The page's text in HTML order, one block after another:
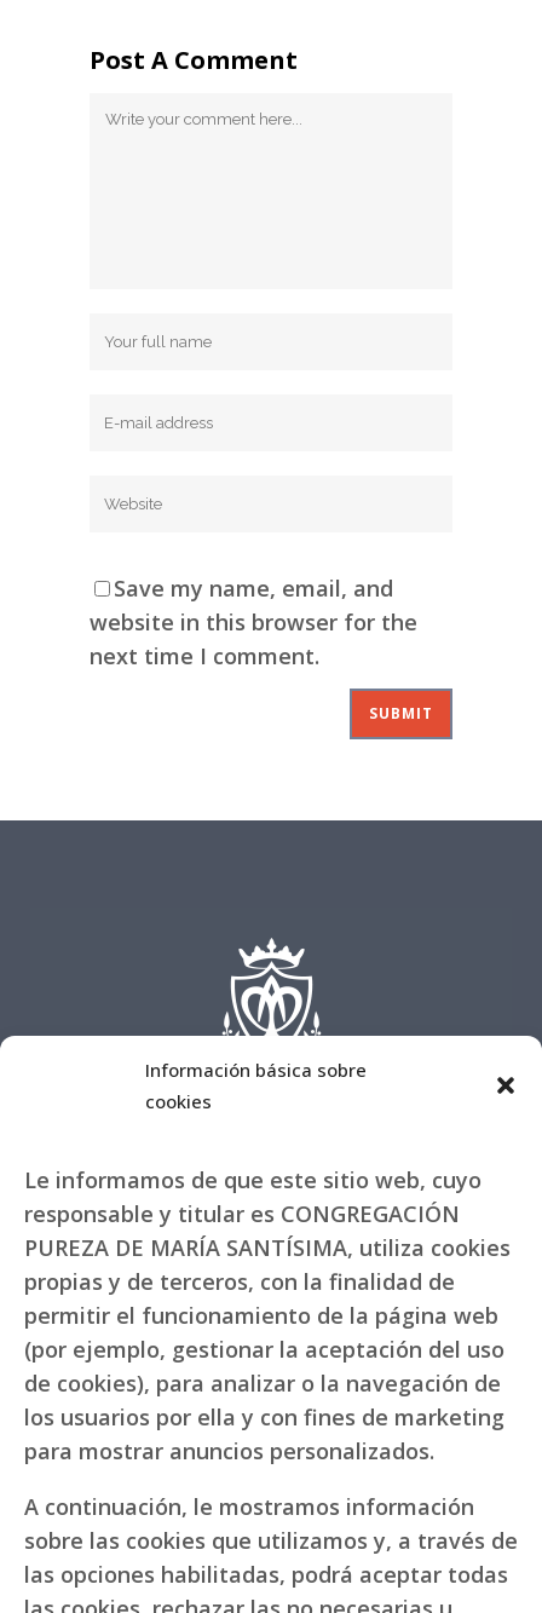
Información básica sobre
cookies
Le informamos de que este sitio web, cuyo
responsable y titular es CONGREGACIÓN
PUREZA DE MARÍA SANTÍSIMA, utiliza cookies
propias y de terceros, con la finalidad de
permitir el funcionamiento de la página web
(por ejemplo, gestionar la aceptación del uso
de cookies), para analizar o la navegación de
los usuarios por ella y con fines de marketing
para mostrar anuncios personalizados.
A continuación, le mostramos información
sobre las cookies que utilizamos y, a través de
las opciones habilitadas, podrá aceptar todas
Post A Comment
Save my name, email, and
website in this browser for the
next time I comment.